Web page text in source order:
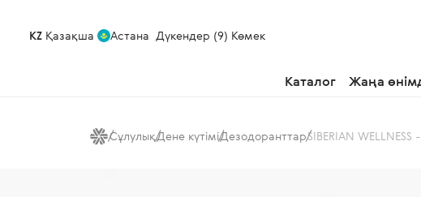
KZ Қазақша Астана Дүкендер (9) Көмек
Каталог Жаңа
СұлулықДене күтіміДезодоранттарSIBERIAN